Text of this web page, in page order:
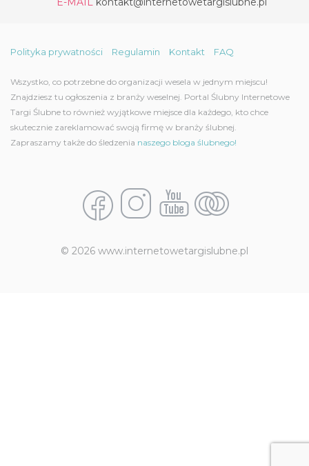
Polityka prywatności Regulamin Kontakt FAQ
Wszystko, co potrzebne do organizacji wesela w jednym miejscu!
Znajdziesz tu ogłoszenia z branży weselnej. Portal Ślubny Internetowe
Targi Ślubne to również wyjątkowe miejsce dla każdego, kto chce
skutecznie zareklamować swoją firmę w branży ślubnej.
Zapraszamy także do śledzenia naszego bloga ślubnego!
© 2026 www.internetowetargislubne.pl